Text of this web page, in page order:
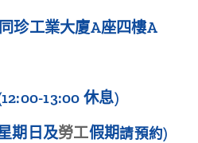
珍工業大廈A座四樓A
13:00 休息)
期日及勞工假期請預約)